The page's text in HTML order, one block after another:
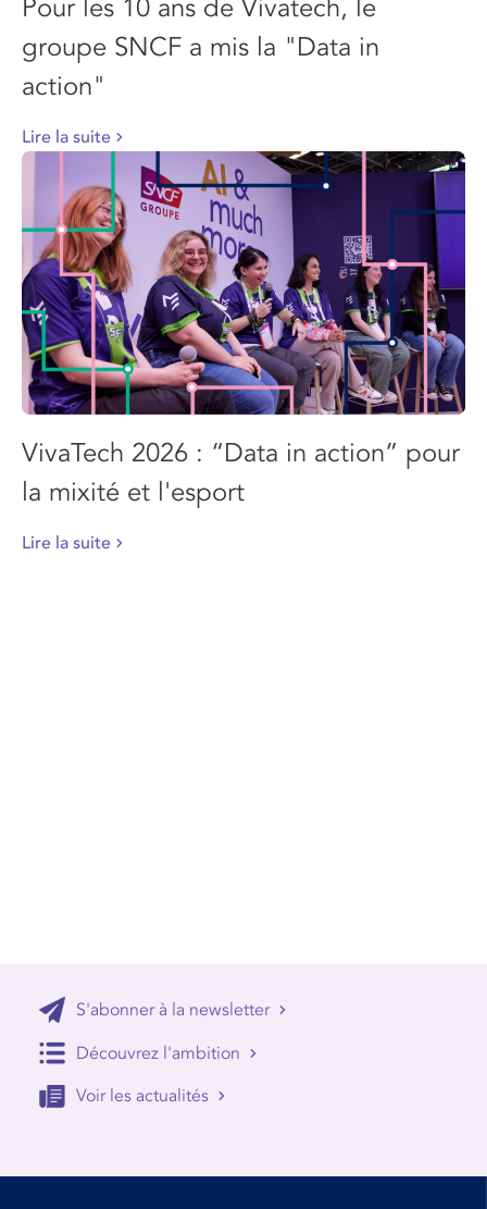
Pour les 10 ans de Vivatech, le
groupe SNCF a mis la "Data in
action"
Lire la suite
VivaTech 2026 : “Data in action” pour
la mixité et l'esport
Lire la suite
S'abonner à la newsletter
Découvrez l'ambition
Voir les actualités